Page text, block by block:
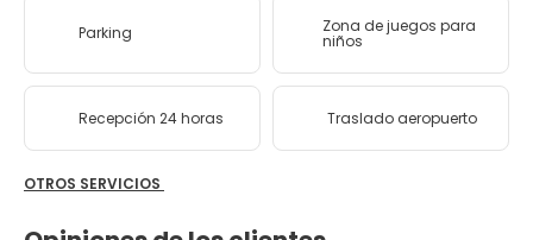
Parking Zona de juegos para
niños
Recepción 24 horas Traslado aeropuerto
OTROS SERVICIOS